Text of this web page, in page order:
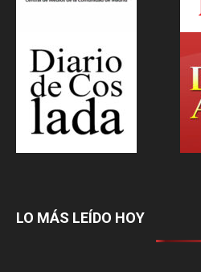
LO MÁS LEÍDO HOY